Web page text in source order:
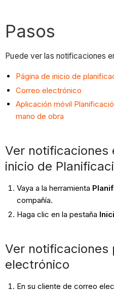
Pasos
Puede ver las notificaciones
Página de inicio de
Correo electrónico
Aplicación móvil
mano de obra
Ver notificaciones
inicio de
Vaya a la herramienta
compañía.
Haga clic en la pestaña
Ver notificaciones
electrónico
En su cliente de correo